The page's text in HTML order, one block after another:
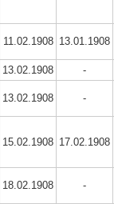
11.02.1908 13.01.1908
13.02.1908 -
13.02.1908 -
15.02.1908 17.02.1908
18.02.1908 -